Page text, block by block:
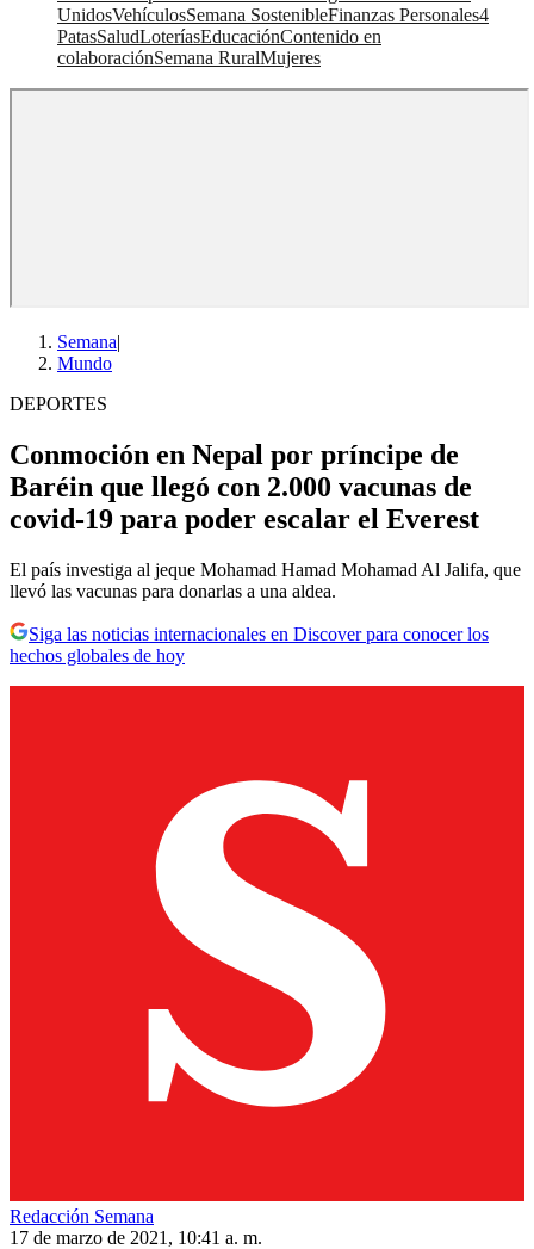
UnidosVehículosSemana SostenibleFinanzas Personales4
PatasSaludLoteríasEducaciónContenido en
colaboraciónSemana RuralMujeres
Semana|
Mundo
DEPORTES
Conmoción en Nepal por príncipe de
Baréin que llegó con 2.000 vacunas de
covid-19 para poder escalar el Everest
El país investiga al jeque Mohamad Hamad Mohamad Al Jalifa, que
llevó las vacunas para donarlas a una aldea.
Siga las noticias internacionales en Discover para conocer los
hechos globales de hoy
Redacción Semana
17 de marzo de 2021, 10:41 a. m.